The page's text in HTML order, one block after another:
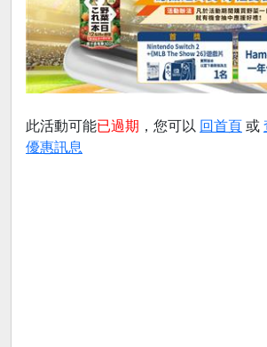
此活動可能已過期 ，您可以 回首頁 或
優惠訊息